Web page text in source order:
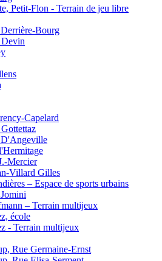
Petit-Flon - Terrain de jeu libre
Bourg
Devin
Capelard
D'Angeville
Mercier
Villard Gilles
– Espace de sports urbains
– Terrain multijeux
école
- Terrain multijeux
Rue Germaine-Ernst